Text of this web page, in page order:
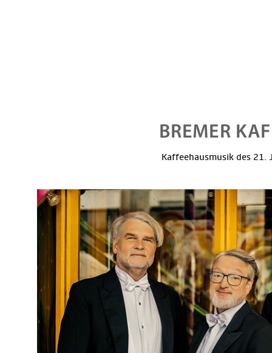
Kaffeehausmusik des 21.